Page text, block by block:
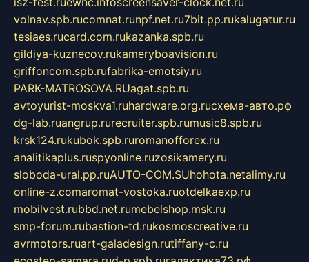
volnav.spb.rucomnat.runpf.net.ru7bit.pp.rukalugatur.ru
tesiaes.rucard.com.rukazanka.spb.ru
gildiya-kuznecov.rukameryboavision.ru
griffoncom.spb.rufabrika-emotsiy.ru
PARK-MATROSOVA.RUagat.spb.ru
avtoyurist-moskva1.ruhardware.org.ruсхема-авто.рф
dg-lab.ruangrup.rurecruiter.spb.rumusic8.spb.ru
krsk124.rukubok.spb.ruromanofforex.ru
analitikaplus.ruspyonline.ruzosikamery.ru
sloboda-ural.pp.ruAUTO-COM.SUhohota.netalimy.ru
online-z.comaromat-vostoka.ruotdelkaexp.ru
mobilvest.rubbd.net.rumebelshop.msk.ru
smp-forum.rubastion-td.rukosmoscreative.ru
avrmotors.ruart-galadesign.rutiffany-c.ru